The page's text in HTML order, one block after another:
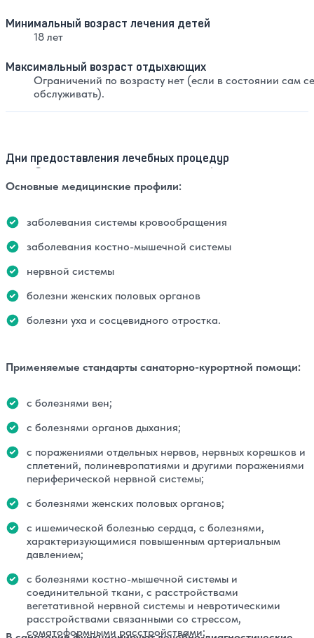
Минимальный возраст лечения детей
18 лет
Максимальный возраст отдыхающих
Ограничений по возрасту нет (если в состоянии сам
обслуживать).
Дни предоставления лечебных процедур
С понедельника по пятницу, по графику.
Основные медицинские профили:
заболевания системы кровообращения
заболевания костно-мышечной системы
нервной системы
болезни женских половых органов
болезни уха и сосцевидного отростка.
Применяемые стандарты санаторно-курортной помощи:
с болезнями вен;
с болезнями органов дыхания;
с поражениями отдельных нервов, нервных корешков и
сплетений, полиневропатиями и другими поражениями
периферической нервной системы;
с болезнями женских половых органов;
с ишемической болезнью сердца, с болезнями,
характеризующимися повышенным артериальным
давлением;
с болезнями костно-мышечной системы и
соединительной ткани, с расстройствами
вегетативной нервной системы и невротическими
расстройствами связанными со стрессом,
соматоформными расстройствами;